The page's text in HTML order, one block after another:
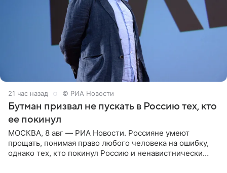
21 час назад © РИА Новости
Бутман призвал не пускать в Россию тех, кто
ее покинул
МОСКВА, 8 авг — РИА Новости. Россияне умеют
прощать, понимая право любого человека на ошибку,
однако тех, кто покинул Россию и ненавистнически